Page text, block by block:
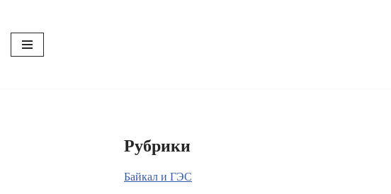
Перейти
к
Рубрики
Байкал и ГЭС